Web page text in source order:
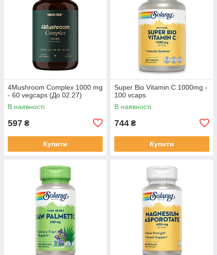
4Mushroom Complex 1000 mg
- 60 vegcaps (До 02.27)
В наявності
597 ₴
Купити
Super Bio Vitamin C 1000mg -
100 vcaps
В наявності
744 ₴
Купити